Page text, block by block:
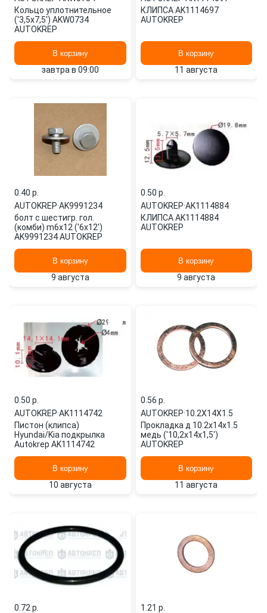
Кольцо уплотнительное
('3,5x7,5') AKW0734
AUTOKREP
В корзину
завтра в 09:00
КЛИПСА AK1114697
AUTOKREP
В корзину
11 августа
0.40 p.
AUTOKREP·AK9991234
болт с шестигр. гол.
(комби) m6x12 ('6x12')
AK9991234 AUTOKREP
В корзину
9 августа
0.50 p.
AUTOKREP·AK1114884
КЛИПСА AK1114884
AUTOKREP
В корзину
9 августа
0.50 p.
AUTOKREP·AK1114742
Пистон (клипса)
Hyundai/Kia подкрылка
Autokrep AK1114742
В корзину
10 августа
0.56 p.
AUTOKREP·10.2Х14Х1.5
Прокладка д 10.2х14х1.5
медь ('10,2x14x1,5')
AUTOKREP
В корзину
11 августа
0.72 p.
1.21 p.